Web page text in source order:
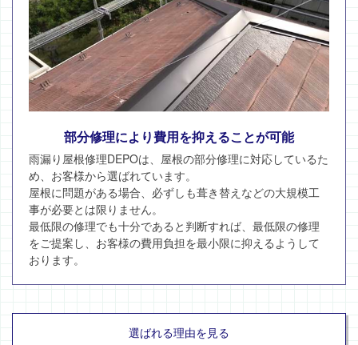
部分修理により費用を抑えることが可能
雨漏り屋根修理DEPOは、屋根の部分修理に対応しているた
め、お客様から選ばれています。
屋根に問題がある場合、必ずしも葺き替えなどの大規模工
事が必要とは限りません。
最低限の修理でも十分であると判断すれば、最低限の修理
をご提案し、お客様の費用負担を最小限に抑えるようして
おります。
選ばれる理由を見る